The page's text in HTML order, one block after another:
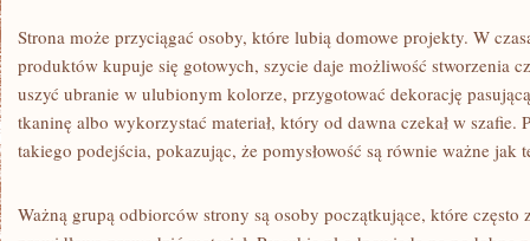
Strona może przyciągać osoby, które lubią domowe projekty. W
produktów kupuje się gotowych, szycie daje możliwość stworzenia
uszyć ubranie w ulubionym kolorze, przygotować dekorację
tkaninę albo wykorzystać materiał, który od dawna czekał w szafie.
takiego podejścia, pokazując, że pomysłowość są równie ważne jak
Ważną grupą odbiorców strony są osoby początkujące, które często